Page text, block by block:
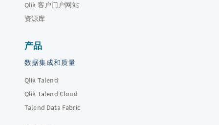
Qlik 客户门户网站
资源库
产品
数据集成和质量
Qlik Talend
Qlik Talend Cloud
Talend Data Fabric